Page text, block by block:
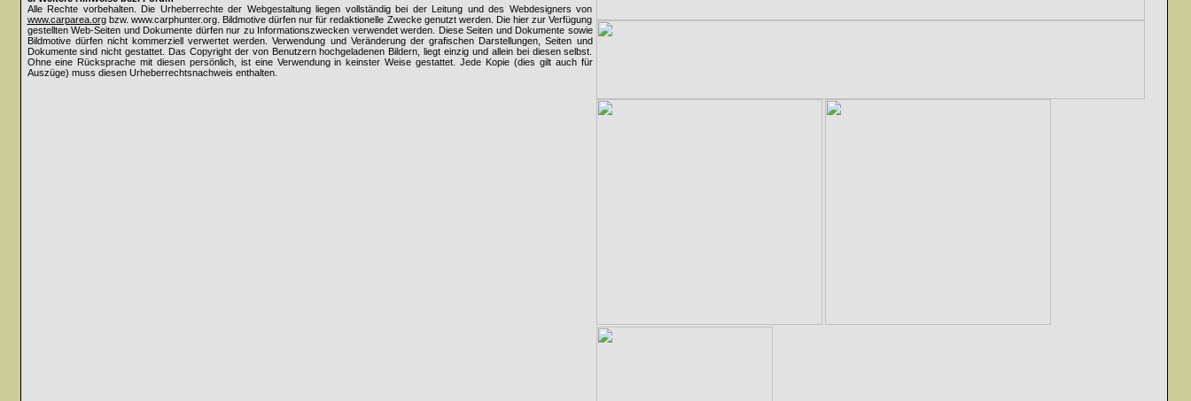
Alle Rechte vorbehalten. Die Urheberrechte der Webgestaltung liegen vollständig bei der Leitung und des Webdesigners von
www.carparea.orgbzw. www.carphunter.org. Bildmotive dürfen nur für redaktionelle Zwecke genutzt werden. Die hier zur Verfügung
gestellten Web-Seiten und Dokumente dürfen nur zu Informationszwecken verwendet werden. Diese Seiten und Dokumente sowie
Bildmotive dürfen nicht kommerziell verwertet werden. Verwendung und Veränderung der grafischen Darstellungen, Seiten und
Dokumente sind nicht gestattet. Das Copyright der von Benutzern hochgeladenen Bildern, liegt einzig und allein bei diesen selbst.
Ohne eine Rücksprache mit diesen persönlich, ist eine Verwendung in keinster Weise gestattet. Jede Kopie (dies gilt auch für
Auszüge) muss diesen Urheberrechtsnachweis enthalten.